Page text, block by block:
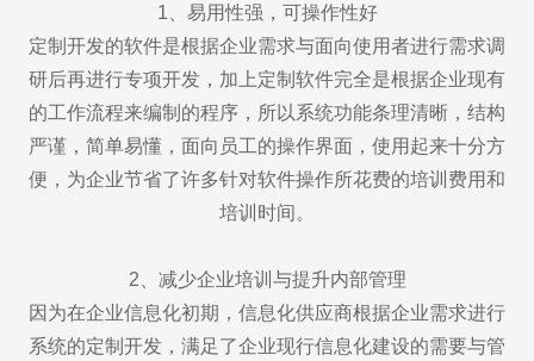
1、易用性强，可操作性好
定制开发的软件是根据企业需求与面向使用者进行需求调
研后再进行专项开发，加上定制软件完全是根据企业现有
的工作流程来编制的程序，所以系统功能条理清晰，结构
严谨，简单易懂，面向员工的操作界面，使用起来十分方
便，为企业节省了许多针对软件操作所花费的培训费用和
培训时间。
2、减少企业培训与提升内部管理
因为在企业信息化初期，信息化供应商根据企业需求进行
系统的定制开发，满足了企业现行信息化建设的需要与管